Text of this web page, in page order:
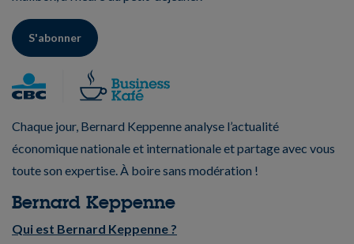
S'abonner
Chaque jour, Bernard Keppenne analyse l’actualité
économique nationale et internationale et partage avec vous
toute son expertise. À boire sans modération !
Bernard Keppenne
Qui est Bernard Keppenne ?